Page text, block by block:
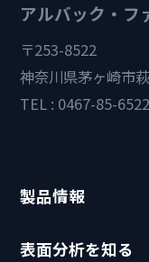
アルバック・フ
〒253-8522
神奈川県茅ヶ崎市
TEL : 0467-85-6522
製品情報
表面分析を知る